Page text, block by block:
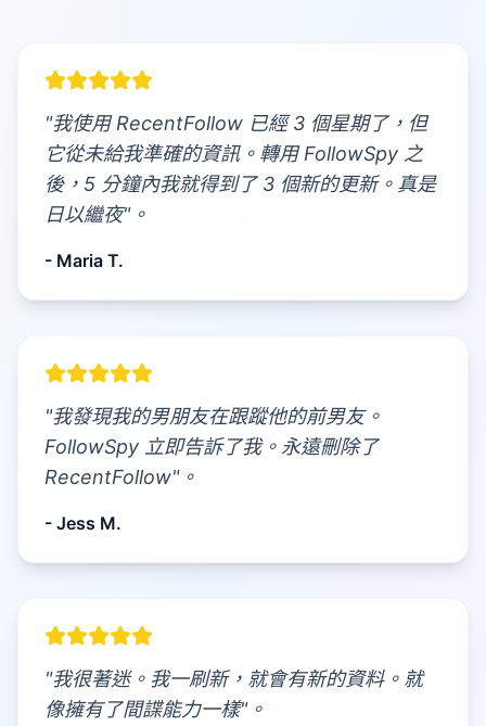
"我使用 RecentFollow 已經 3 個星期了，但
它從未給我準確的資訊。轉用 FollowSpy 之
後，5 分鐘內我就得到了 3 個新的更新。真是
日以繼夜"。
- Maria T.
"我發現我的男朋友在跟蹤他的前男友。
FollowSpy 立即告訴了我。永遠刪除了
RecentFollow"。
- Jess M.
"我很著迷。我一刷新，就會有新的資料。就
像擁有了間諜能力一樣"。